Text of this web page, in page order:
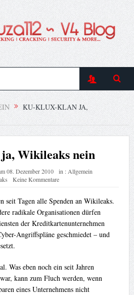
KU-KLUX-KLAN JA,
Wikileaks nein
08. Dezember 2010 in : Allgemein
Keine Kommentare
seit Tagen alle Spenden an Wikileaks.
radikale Organisationen dürfen
der Kreditkartenunternehmen
Angriffspläne geschmiedet – und
Was eben noch ein seit Jahren
kann zum Fluch werden, wenn
eines Unternehmens nicht